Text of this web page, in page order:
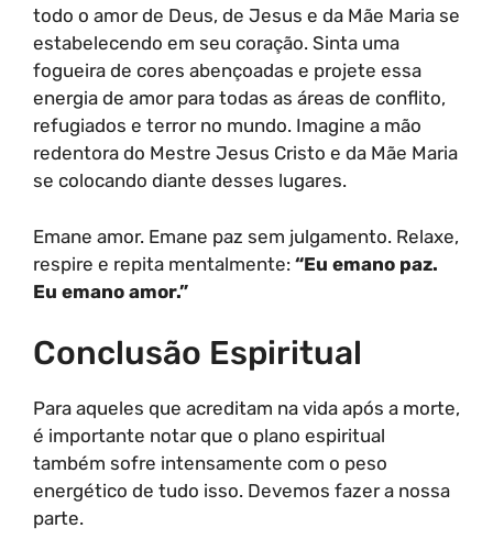
todo o amor de Deus, de Jesus e da Mãe Maria se
estabelecendo em seu coração. Sinta uma
fogueira de cores abençoadas e projete essa
energia de amor para todas as áreas de conflito,
refugiados e terror no mundo. Imagine a mão
redentora do Mestre Jesus Cristo e da Mãe Maria
se colocando diante desses lugares.
Emane amor. Emane paz sem julgamento. Relaxe,
respire e repita mentalmente: “Eu emano paz.
Eu emano amor.”
Conclusão Espiritual
Para aqueles que acreditam na vida após a morte,
é importante notar que o plano espiritual
também sofre intensamente com o peso
energético de tudo isso. Devemos fazer a nossa
parte.